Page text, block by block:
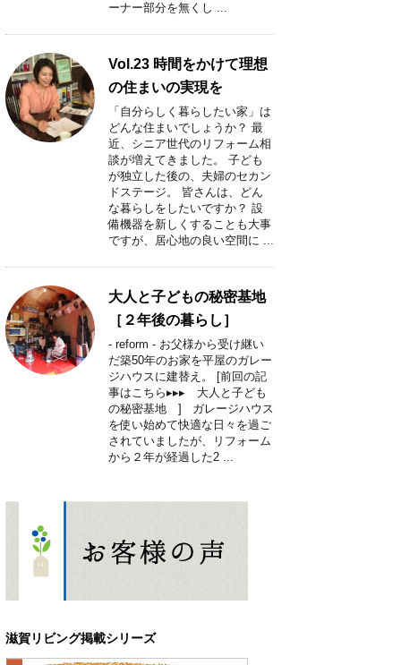
ーナー部分を無くし ...
Vol.23 時間をかけて理想
の住まいの実現を
「自分らしく暮らしたい家」は
どんな住まいでしょうか？ 最
近、シニア世代のリフォーム相
談が増えてきました。 子ども
が独立した後の、夫婦のセカン
ドステージ。 皆さんは、どん
な暮らしをしたいですか？ 設
備機器を新しくすることも大事
ですが、居心地の良い空間に ...
大人と子どもの秘密基地
［２年後の暮らし］
- reform - お父様から受け継い
だ築50年のお家を平屋のガレー
ジハウスに建替え。 [前回の記
事はこちら▸▸▸ 大人と子ども
の秘密基地 ] ガレージハウス
を使い始めて快適な日々を過ご
されていましたが、リフォーム
から２年が経過した2 ...
滋賀リビング掲載シリーズ